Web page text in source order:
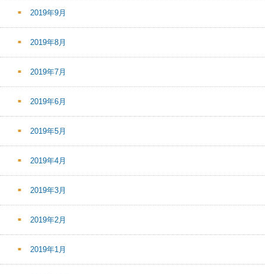
2019年9月
2019年8月
2019年7月
2019年6月
2019年5月
2019年4月
2019年3月
2019年2月
2019年1月